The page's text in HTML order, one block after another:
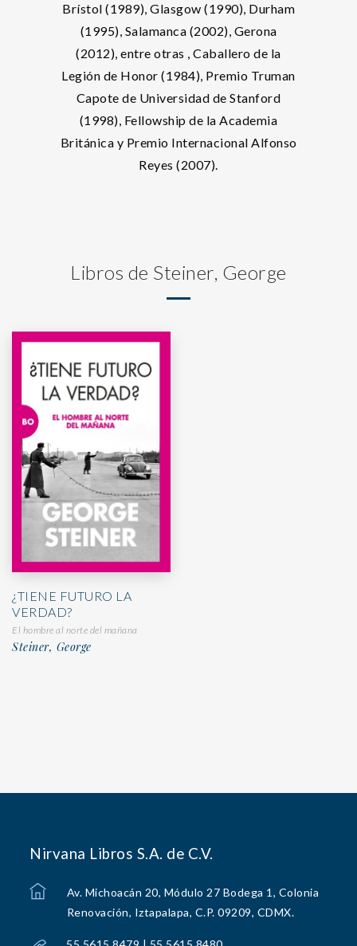
Brístol (1989), Glasgow (1990), Durham
(1995), Salamanca (2002), Gerona
(2012), entre otras , Caballero de la
Legión de Honor (1984), Premio Truman
Capote de Universidad de Stanford
(1998), Fellowship de la Academia
Británica y Premio Internacional Alfonso
Reyes (2007).
Libros de Steiner, George
¿TIENE FUTURO LA
VERDAD?
El hombre al norte del mañana
Steiner, George
Nirvana Libros S.A. de C.V.
Av. Michoacán 20, Módulo 27 Bodega 1, Colonia
Renovación, Iztapalapa, C.P. 09209, CDMX.